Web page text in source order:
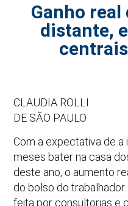
Ganho
distante,
CLAUDIA ROLLI
DE SÃO PAULO
Com a expectativa de
meses bater na casa
deste ano, o aumento
do bolso do
feita por consultorias e